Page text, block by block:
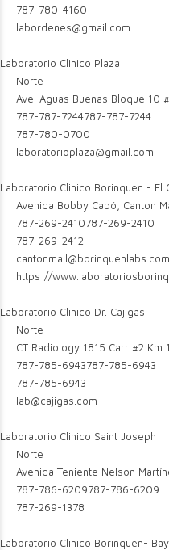
787-780-4160
labordenes@gmail.com
Laboratorio Clinico Plaza
Norte
Ave. Aguas Buenas Bloque 10
787-787-7244787-787-7244
787-780-0700
laboratorioplaza@gmail.com
Laboratorio Clinico Borinquen - El
Avenida Bobby Capó, Canton
787-269-2410787-269-2410
787-269-2412
cantonmall@borinquenlabs.com
https://
Laboratorio Clinico Dr. Cajigas
Norte
CT Radiology 1815 Carr #2 Km
787-785-6943787-785-6943
787-785-6943
lab@cajigas.com
Laboratorio Clinico Saint Joseph
Norte
Avenida Teniente Nelson
787-786-6209787-786-6209
787-269-1378
Laboratorio Clinico Borinquen-